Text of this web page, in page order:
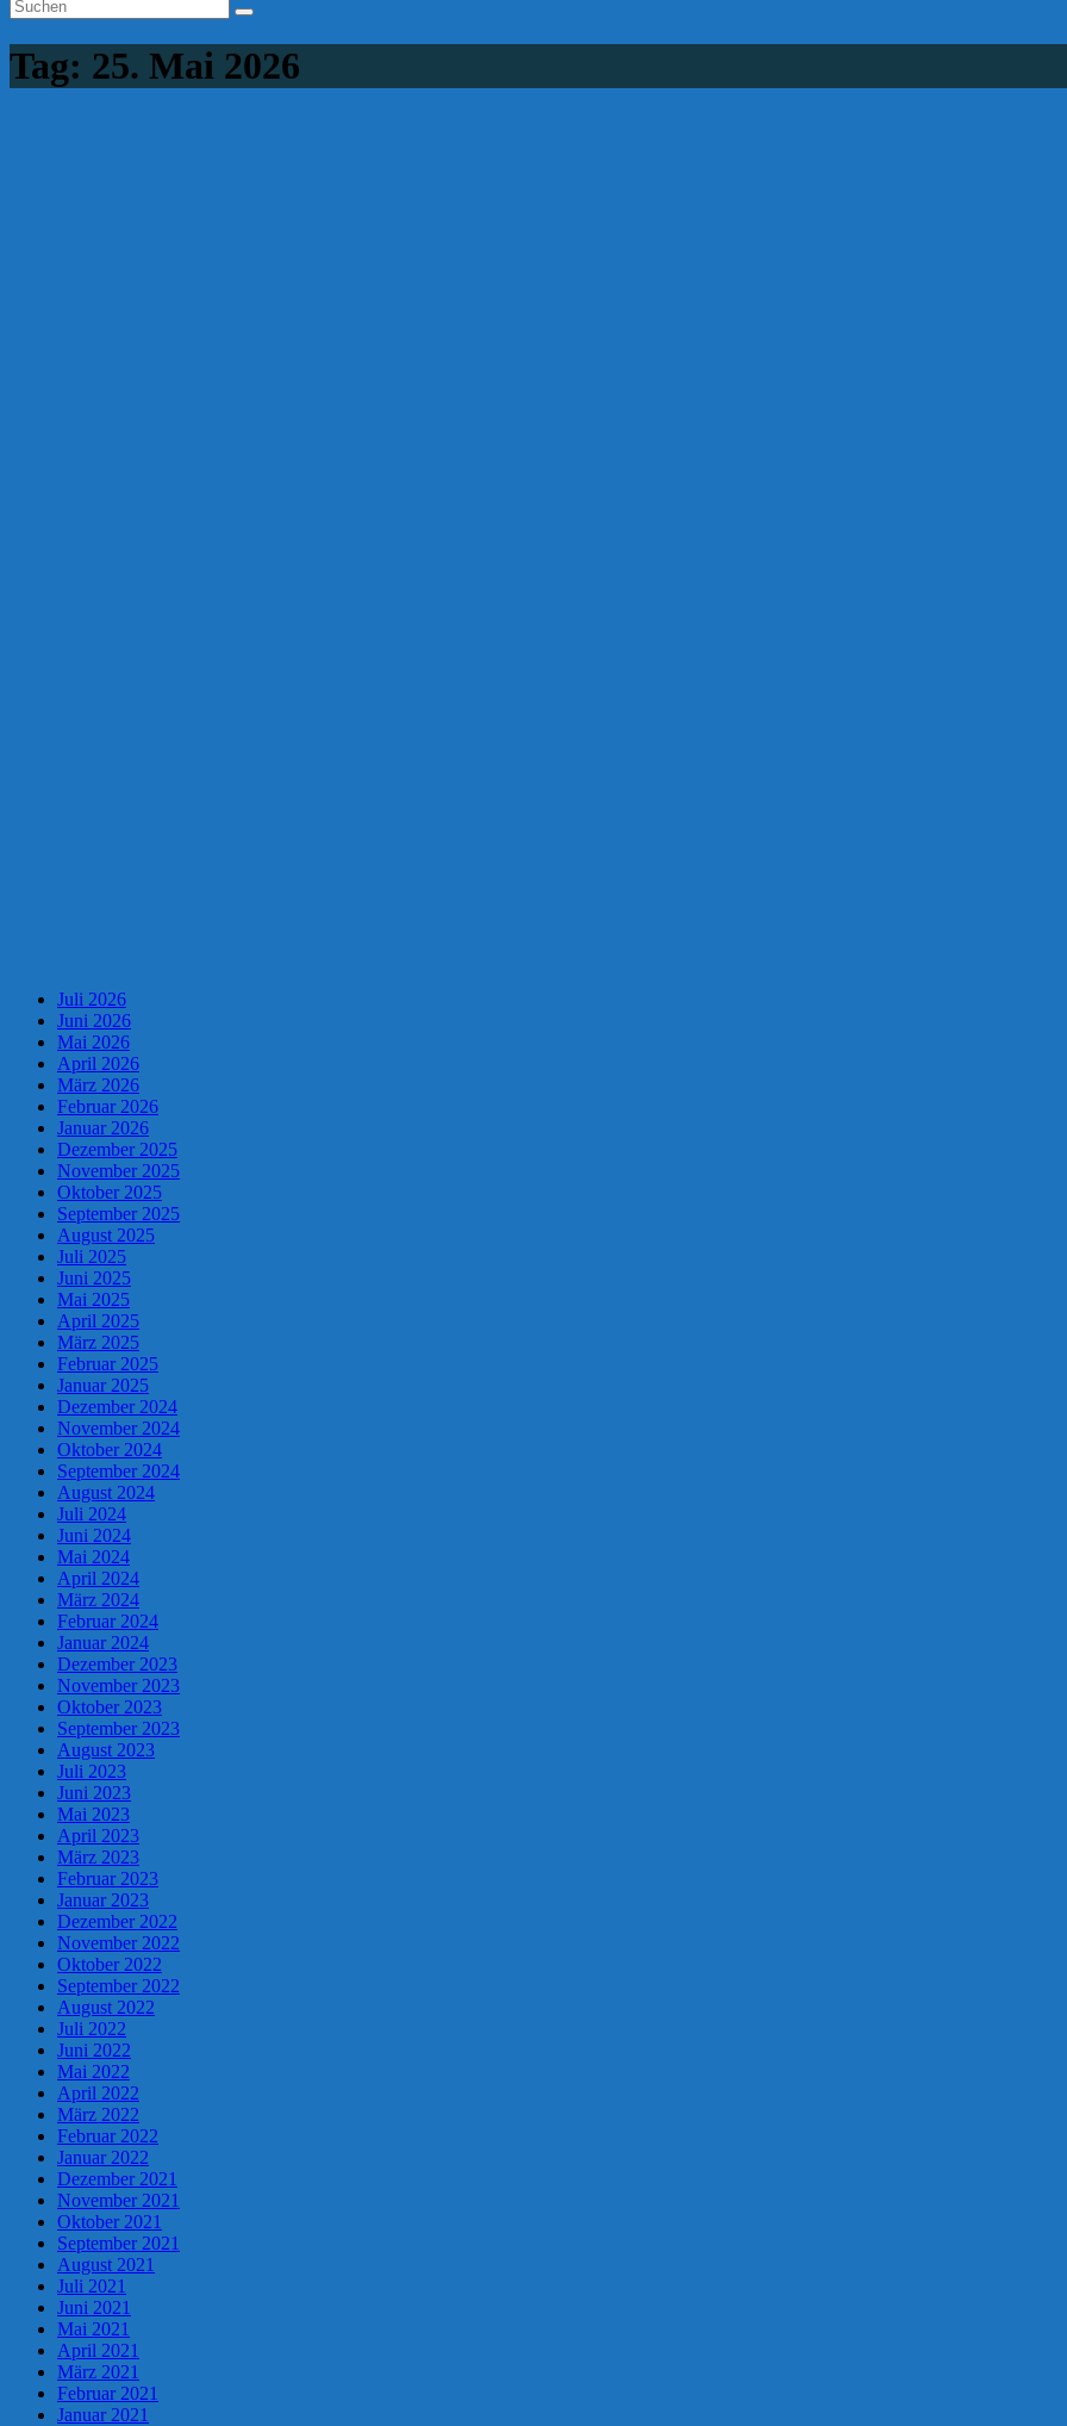
Tag: 25. Mai 2026
Juli 2026
Juni 2026
Mai 2026
April 2026
März 2026
Februar 2026
Januar 2026
Dezember 2025
November 2025
Oktober 2025
September 2025
August 2025
Juli 2025
Juni 2025
Mai 2025
April 2025
März 2025
Februar 2025
Januar 2025
Dezember 2024
November 2024
Oktober 2024
September 2024
August 2024
Juli 2024
Juni 2024
Mai 2024
April 2024
März 2024
Februar 2024
Januar 2024
Dezember 2023
November 2023
Oktober 2023
September 2023
August 2023
Juli 2023
Juni 2023
Mai 2023
April 2023
März 2023
Februar 2023
Januar 2023
Dezember 2022
November 2022
Oktober 2022
September 2022
August 2022
Juli 2022
Juni 2022
Mai 2022
April 2022
März 2022
Februar 2022
Januar 2022
Dezember 2021
November 2021
Oktober 2021
September 2021
August 2021
Juli 2021
Juni 2021
Mai 2021
April 2021
März 2021
Februar 2021
Januar 2021